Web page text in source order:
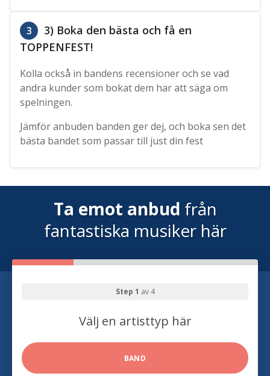
3
3) Boka den bästa och få en
TOPPENFEST!
Kolla också in bandens recensioner och se vad
andra kunder som bokat dem har att säga om
spelningen.
Jämför anbuden banden ger dej, och boka sen det
bästa bandet som passar till just din fest
Ta emot anbud från
fantastiska musiker här
Step 1 av 4
Välj en artisttyp här
BAND